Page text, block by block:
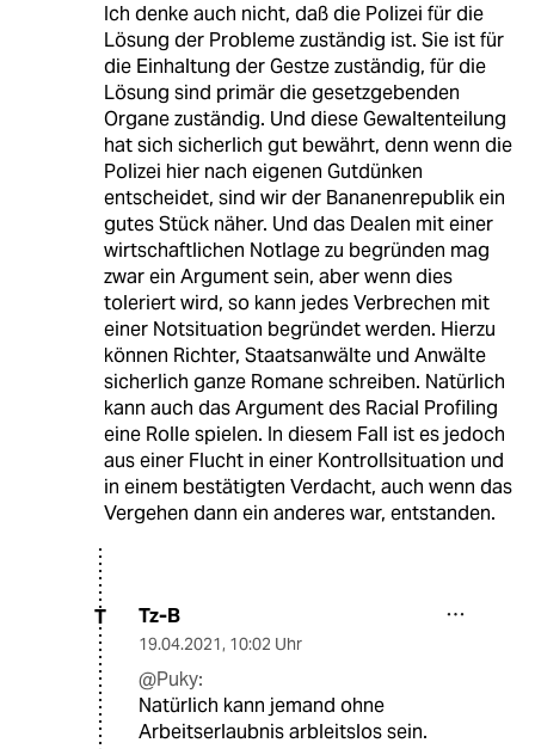
Ich denke auch nicht, daß die Polizei für die
Lösung der Probleme zuständig ist. Sie ist für
die Einhaltung der Gestze zuständig, für die
Lösung sind primär die gesetzgebenden
Organe zuständig. Und diese Gewaltenteilung
hat sich sicherlich gut bewährt, denn wenn die
Polizei hier nach eigenen Gutdünken
entscheidet, sind wir der Bananenrepublik ein
gutes Stück näher. Und das Dealen mit einer
wirtschaftlichen Notlage zu begründen mag
zwar ein Argument sein, aber wenn dies
toleriert wird, so kann jedes Verbrechen mit
einer Notsituation begründet werden. Hierzu
können Richter, Staatsanwälte und Anwälte
sicherlich ganze Romane schreiben. Natürlich
kann auch das Argument des Racial Profiling
eine Rolle spielen. In diesem Fall ist es jedoch
aus einer Flucht in einer Kontrollsituation und
in einem bestätigten Verdacht, auch wenn das
Vergehen dann ein anderes war, entstanden.
T Tz-B
19.04.2021, 10:02 Uhr
@Puky:
Natürlich kann jemand ohne
Arbeitserlaubnis arbleitslos sein.